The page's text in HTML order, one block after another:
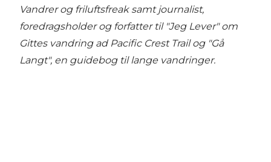
Vandrer og friluftsfreak samt journalist,
foredragsholder og forfatter til "Jeg Lever" om
Gittes vandring ad Pacific Crest Trail og "Gå
Langt", en guidebog til lange vandringer.